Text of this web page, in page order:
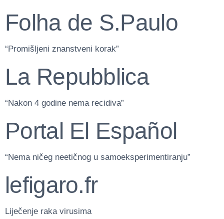
Folha de S.Paulo
“Promišljeni znanstveni korak”
La Repubblica
“Nakon 4 godine nema recidiva”
Portal El Español
“Nema ničeg neetičnog u samoeksperimentiranju”
lefigaro.fr
Liječenje raka virusima